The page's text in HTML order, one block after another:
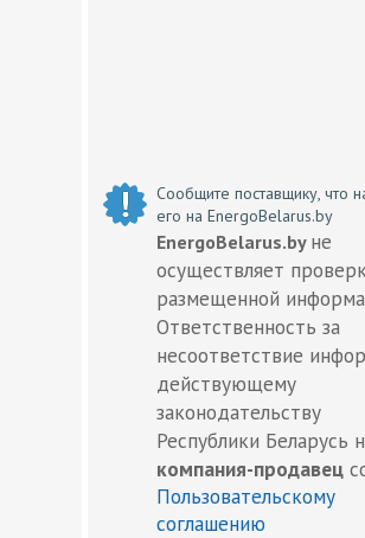
Сообщите поставщику, что
его на EnergoBelarus.by
EnergoBelarus.by не
осуществляет
размещенной
Ответственность за
несоответствие
действующему
законодательству
Республики Беларусь
компания-продавец
Пользовательскому
соглашению